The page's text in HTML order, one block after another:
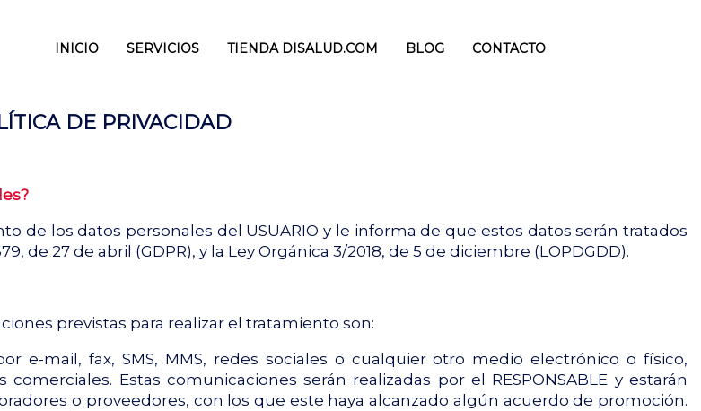
INICIO SERVICIOS TIENDA DISALUD.COM BLOG CONTACTO
DE PRIVACIDAD
de los datos personales del USUARIO y le informa de que estos datos serán tratados
27 de abril (GDPR), y la Ley Orgánica 3/2018, de 5 de diciembre (LOPDGDD).
previstas para realizar el tratamiento son:
e-mail, fax, SMS, MMS, redes sociales o cualquier otro medio electrónico o físico,
Estas comunicaciones serán realizadas por el RESPONSABLE y estarán
o proveedores, con los que este haya alcanzado algún acuerdo de promoción.